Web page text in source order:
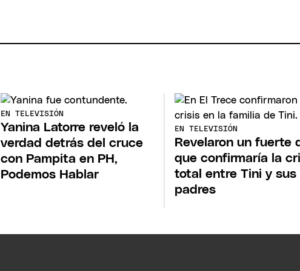
EN TELEVISIÓN
Yanina Latorre reveló la
verdad detrás del cruce
con Pampita en PH,
Podemos Hablar
EN TELEVISIÓN
Revelaron un fuerte
que confirmaría la
total entre Tini y sus
padres